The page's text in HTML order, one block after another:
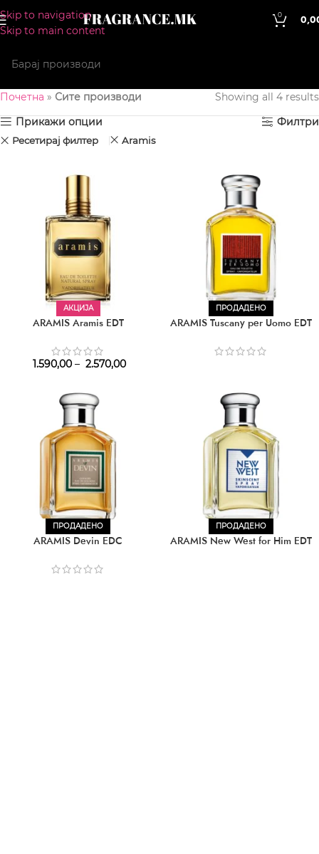
Skip to navigation
Skip to main content
0
Почетна » Сите производи
Showing all 4 results
Прикажи опции
Филтри
Ресетирај филтер Aramis
АКЦИЈА
ARAMIS Aramis EDT
1.590,00 – 2.570,00
ПРОДАДЕНО
ARAMIS Tuscany per Uomo EDT
ПРОДАДЕНО
ARAMIS Devin EDC
ПРОДАДЕНО
ARAMIS New West for Him EDT